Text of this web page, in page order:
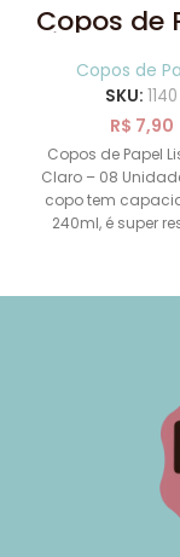
Copos de
Liso Rosa
08
Copos de
SKU: 1140
R$ 7,90
Copos de Papel
Claro – 08
copo tem
240ml, é super